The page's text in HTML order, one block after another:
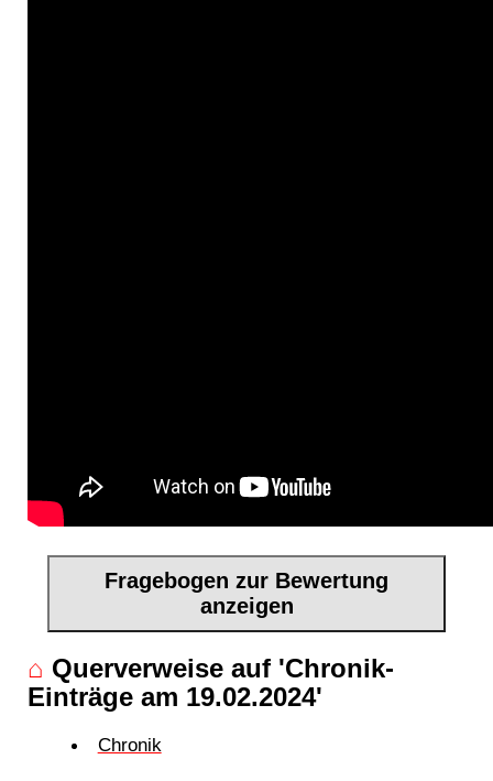
Fragebogen zur Bewertung
anzeigen
⌂ Querverweise auf 'Chronik-
Einträge am 19.02.2024'
Chronik